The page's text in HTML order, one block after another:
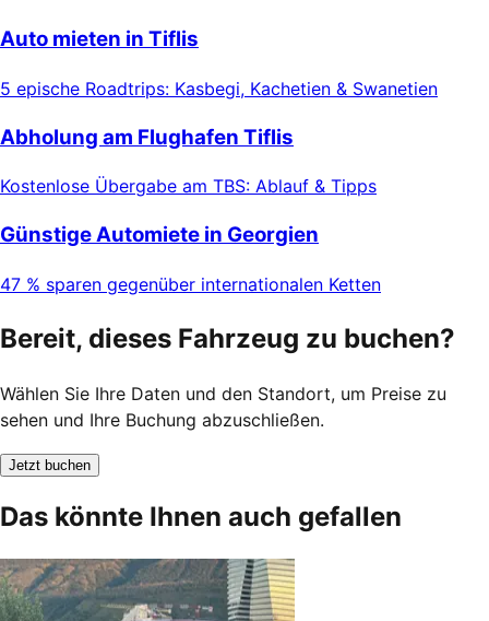
Auto mieten in Tiflis
5 epische Roadtrips: Kasbegi, Kachetien & Swanetien
Abholung am Flughafen Tiflis
Kostenlose Übergabe am TBS: Ablauf & Tipps
Günstige Automiete in Georgien
47 % sparen gegenüber internationalen Ketten
Bereit, dieses Fahrzeug zu buchen?
Wählen Sie Ihre Daten und den Standort, um Preise zu
sehen und Ihre Buchung abzuschließen.
Jetzt buchen
Das könnte Ihnen auch gefallen